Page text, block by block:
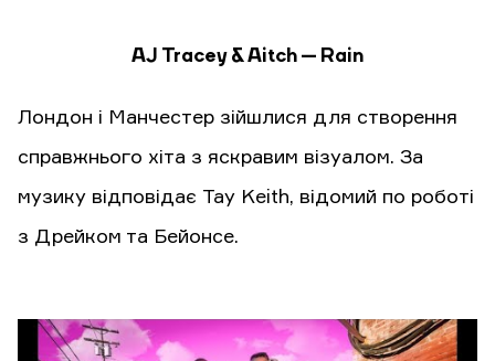
AJ Tracey & Aitch — Rain
Лондон і Манчестер зійшлися для створення
справжнього хіта з яскравим візуалом. За
музику відповідає Tay Keith, відомий по роботі
з Дрейком та Бейонсе.